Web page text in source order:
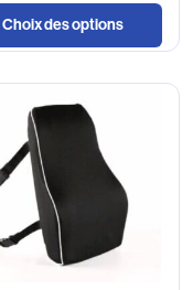
Choix des options